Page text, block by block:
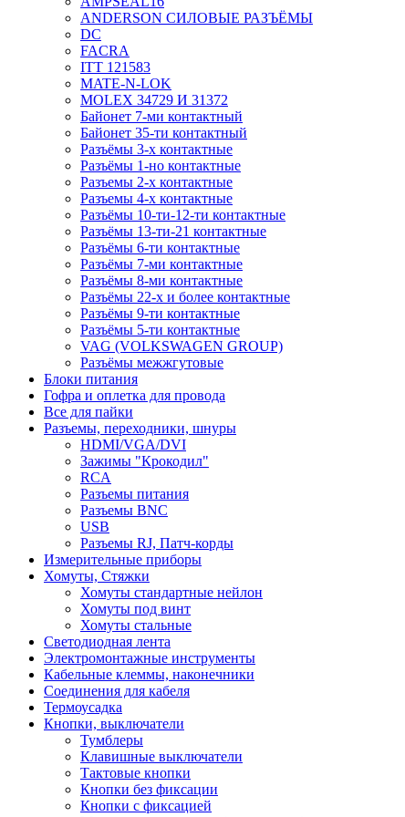
ANDERSON СИЛОВЫЕ РАЗЪЁМЫ
DC
FACRA
ITT 121583
MATE-N-LOK
MOLEX 34729 И 31372
Байонет 7-ми контактный
Байонет 35-ти контактный
Разъёмы 3-х контактные
Разъёмы 1-но контактные
Разъемы 2-х контактные
Разъемы 4-х контактные
Разъёмы 10-ти-12-ти контактные
Разъёмы 13-ти-21 контактные
Разъёмы 6-ти контактные
Разъёмы 7-ми контактные
Разъёмы 8-ми контактные
Разъёмы 22-х и более контактные
Разъёмы 9-ти контактные
Разъёмы 5-ти контактные
VAG (VOLKSWAGEN GROUP)
Разъёмы межжгутовые
Блоки питания
Гофра и оплетка для провода
Все для пайки
Разъемы, переходники, шнуры
HDMI/VGA/DVI
Зажимы "Крокодил"
RCA
Разъемы питания
Разъемы BNC
USB
Разъемы RJ, Патч-корды
Измерительные приборы
Хомуты, Стяжки
Хомуты стандартные нейлон
Хомуты под винт
Хомуты стальные
Светодиодная лента
Электромонтажные инструменты
Кабельные клеммы, наконечники
Соединения для кабеля
Термоусадка
Кнопки, выключатели
Тумблеры
Клавишные выключатели
Тактовые кнопки
Кнопки без фиксации
Кнопки с фиксацией